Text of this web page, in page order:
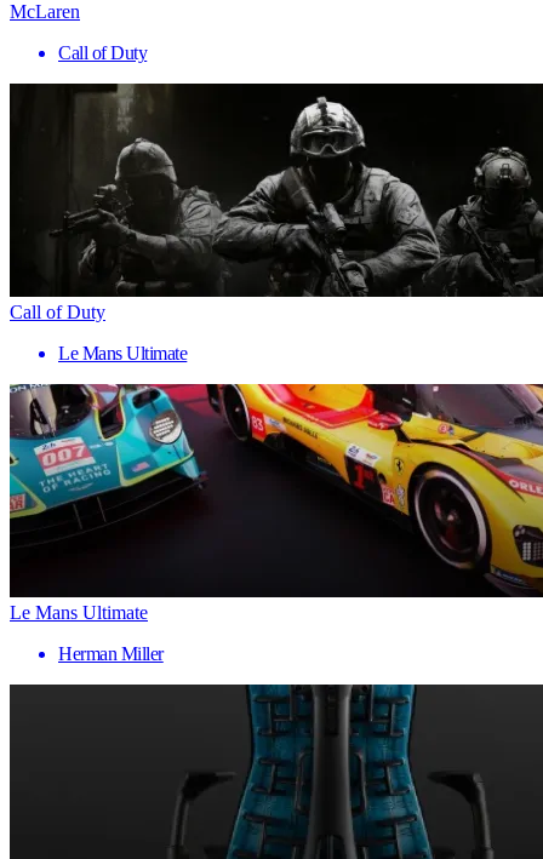
McLaren
Call of Duty
Call of Duty
Le Mans Ultimate
Le Mans Ultimate
Herman Miller